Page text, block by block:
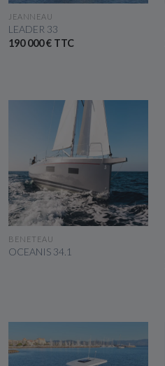
VOIR LE BATEAU
JEANNEAU
LEADER 33
190 000 € TTC
VOIR LE BATEAU
BENETEAU
OCEANIS 34.1